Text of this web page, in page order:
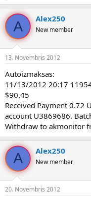
A Alex250
New member
13. Novembris 2012
Autoizmaksas:
11/13/2012 20:17
$90.45
Received Payment 0.72
account U3869686.
Withdraw to akmonitor
A Alex250
New member
20. Novembris 2012